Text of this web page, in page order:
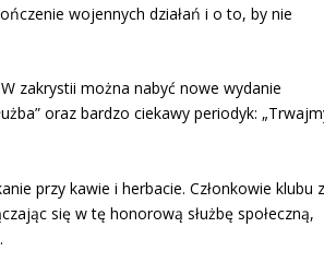
wojennych działań i o to, by nie
zakrystii można nabyć nowe wydanie
oraz bardzo ciekawy periodyk:
przy kawie i herbacie. Członkowie klubu
się w tę honorową służbę społeczną,